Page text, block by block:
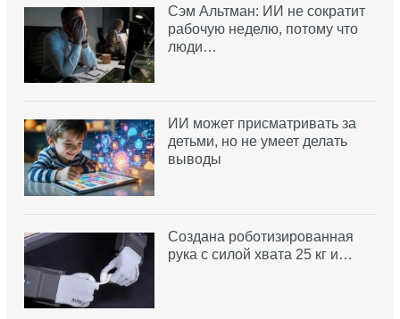
Сэм Альтман: ИИ не сократит
рабочую неделю, потому что
люди…
ИИ может присматривать за
детьми, но не умеет делать
выводы
Создана роботизированная
рука с силой хвата 25 кг и…